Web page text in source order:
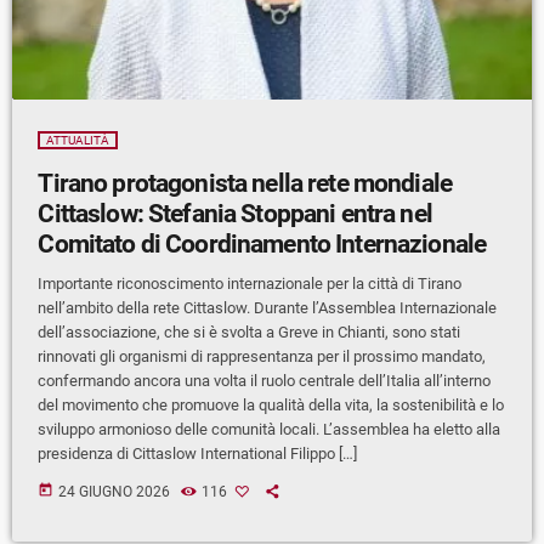
ATTUALITÀ
Tirano protagonista nella rete mondiale
Cittaslow: Stefania Stoppani entra nel
Comitato di Coordinamento Internazionale
Importante riconoscimento internazionale per la città di Tirano
nell’ambito della rete Cittaslow. Durante l’Assemblea Internazionale
dell’associazione, che si è svolta a Greve in Chianti, sono stati
rinnovati gli organismi di rappresentanza per il prossimo mandato,
confermando ancora una volta il ruolo centrale dell’Italia all’interno
del movimento che promuove la qualità della vita, la sostenibilità e lo
sviluppo armonioso delle comunità locali. L’assemblea ha eletto alla
presidenza di Cittaslow International Filippo […]
today 24 GIUGNO 2026 116